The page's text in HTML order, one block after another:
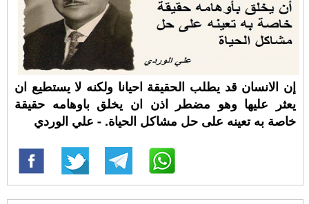
إن الانسان قد يطلب الحقيقة احيانا ولكنه لا يستطيع ان
يعثر عليها وهو مضطر اذن ان يخلق باوهامه حقيقة
خاصة به تعينه على حل مشاكل الحياة. - علي الوردي